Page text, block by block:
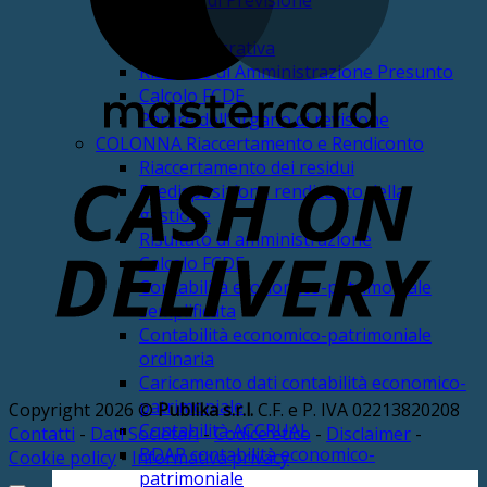
Nota Integrativa
Risultato di Amministrazione Presunto
Calcolo FCDE
Parere dell’organo di revisione
COLONNA Riaccertamento e Rendiconto
Riaccertamento dei residui
Predisposizione rendiconto della
gestione
Risultato di amministrazione
Calcolo FCDE
Contabilità economico-patrimoniale
semplificata
Contabilità economico-patrimoniale
ordinaria
Caricamento dati contabilità economico-
patrimoniale
Contabilità ACCRUAL
BDAP contabilità economico-
patrimoniale
Copyright 2026 ©Publika s.r.l. C.F. e P. IVA 02213820208
Contatti - Dati Societari-Codice etico - Disclaimer -
Cookie policy- Informativa privacy